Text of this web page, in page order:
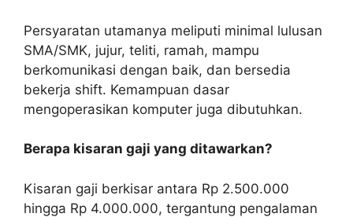
Persyaratan utamanya meliputi minimal lulusan
SMA/SMK, jujur, teliti, ramah, mampu
berkomunikasi dengan baik, dan bersedia
bekerja shift. Kemampuan dasar
mengoperasikan komputer juga dibutuhkan.
Berapa kisaran gaji yang ditawarkan?
Kisaran gaji berkisar antara Rp 2.500.000
hingga Rp 4.000.000, tergantung pengalaman